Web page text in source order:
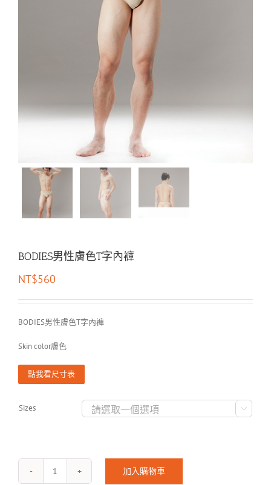
BODIES男性膚色T字內褲
NT$560
BODIES男性膚色T字內褲
Skin color膚色
點我看尺寸表
Sizes 
BODIES
加入購物車